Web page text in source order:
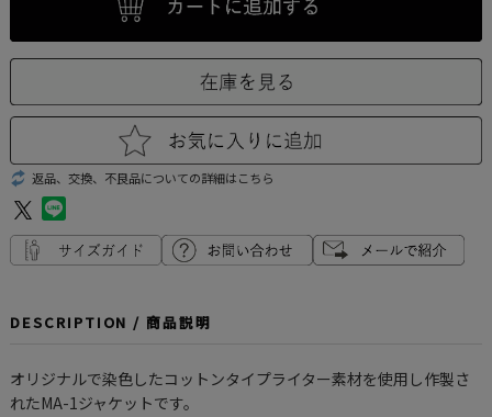
返品、交換、不良品についての詳細はこちら
DESCRIPTION / 商品説明
オリジナルで染色したコットンタイプライター素材を使用し作製さ
れたMA-1ジャケットです。